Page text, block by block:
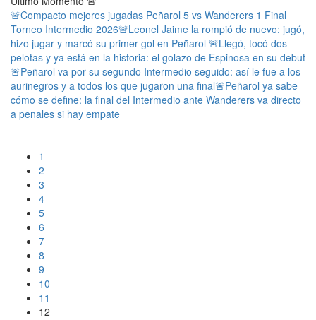
🚨Compacto mejores jugadas Peñarol 5 vs Wanderers 1 Final
Torneo Intermedio 2026🚨Leonel Jaime la rompió de nuevo: jugó,
hizo jugar y marcó su primer gol en Peñarol 🚨Llegó, tocó dos
pelotas y ya está en la historia: el golazo de Espinosa en su debut
🚨Peñarol va por su segundo Intermedio seguido: así le fue a los
aurinegros y a todos los que jugaron una final🚨Peñarol ya sabe
cómo se define: la final del Intermedio ante Wanderers va directo
a penales si hay empate
1
2
3
4
5
6
7
8
9
10
11
12